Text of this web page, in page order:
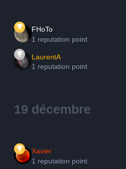
FHoTo
1 reputation point
LaurentA
1 reputation point
19 décembre
Xavier
1 reputation point